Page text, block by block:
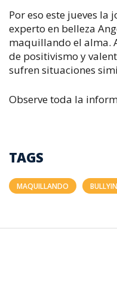
Por eso este jueves la
experto en belleza
maquillando el alma.
de positivismo y
sufren situaciones
Observe toda la
TAGS
MAQUILLANDO